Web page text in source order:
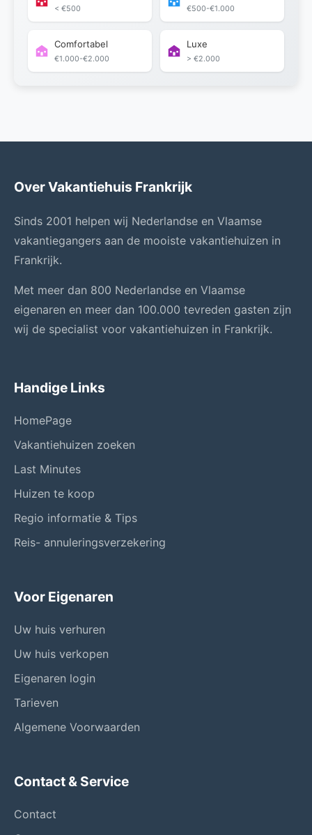
< €500 €500-€1.000
Comfortabel
€1.000-€2.000
Luxe
> €2.000
Over Vakantiehuis Frankrijk
Sinds 2001 helpen wij Nederlandse en Vlaamse
vakantiegangers aan de mooiste vakantiehuizen in
Frankrijk.
Met meer dan 800 Nederlandse en Vlaamse
eigenaren en meer dan 100.000 tevreden gasten zijn
wij de specialist voor vakantiehuizen in Frankrijk.
Handige Links
HomePage
Vakantiehuizen zoeken
Last Minutes
Huizen te koop
Regio informatie & Tips
Reis- annuleringsverzekering
Voor Eigenaren
Uw huis verhuren
Uw huis verkopen
Eigenaren login
Tarieven
Algemene Voorwaarden
Contact & Service
Contact